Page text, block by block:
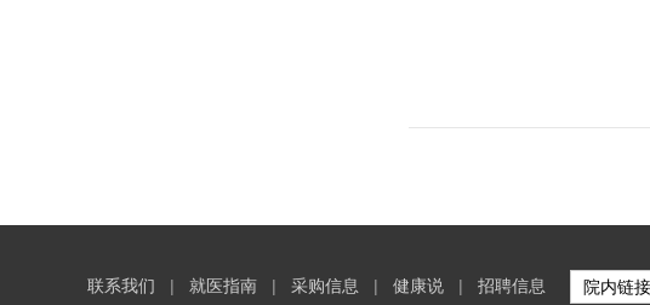
联系我们 | 就医指南 | 采购信息 | 健康说 | 招聘信息